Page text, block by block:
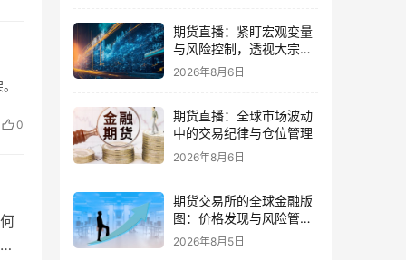
0
期货直播：紧盯宏观变量
与风险控制，透视大宗商
品波动逻辑
2026年8月6日
期货直播：全球市场波动
中的交易纪律与仓位管理
2026年8月6日
期货交易所的全球金融版
图：价格发现与风险管理
的核心
2026年8月5日